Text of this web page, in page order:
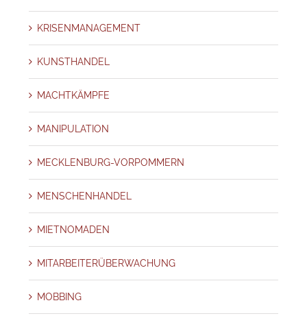
KRISENMANAGEMENT
KUNSTHANDEL
MACHTKÄMPFE
MANIPULATION
MECKLENBURG-VORPOMMERN
MENSCHENHANDEL
MIETNOMADEN
MITARBEITERÜBERWACHUNG
MOBBING